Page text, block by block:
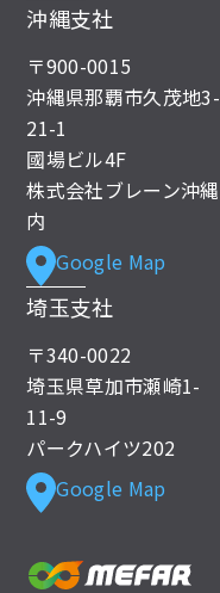
沖縄支社
〒900-0015
沖縄県那覇市久茂地3-
21-1
國場ビル4F
株式会社ブレーン沖縄
内
Google Map
埼玉支社
〒340-0022
埼玉県草加市瀬崎1-
11-9
パークハイツ202
Google Map